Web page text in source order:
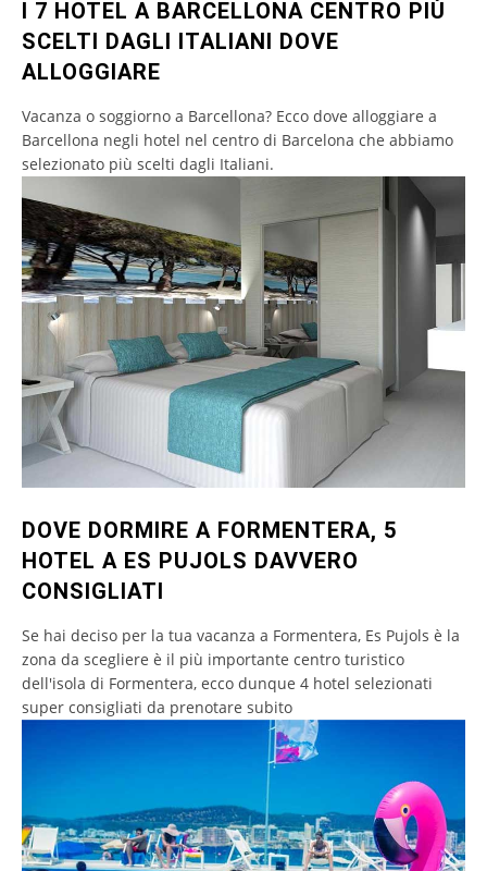
I 7 HOTEL A BARCELLONA CENTRO PIÙ
SCELTI DAGLI ITALIANI DOVE
ALLOGGIARE
Vacanza o soggiorno a Barcellona? Ecco dove alloggiare a
Barcellona negli hotel nel centro di Barcelona che abbiamo
selezionato più scelti dagli Italiani.
DOVE DORMIRE A FORMENTERA, 5
HOTEL A ES PUJOLS DAVVERO
CONSIGLIATI
Se hai deciso per la tua vacanza a Formentera, Es Pujols è la
zona da scegliere è il più importante centro turistico
dell'isola di Formentera, ecco dunque 4 hotel selezionati
super consigliati da prenotare subito